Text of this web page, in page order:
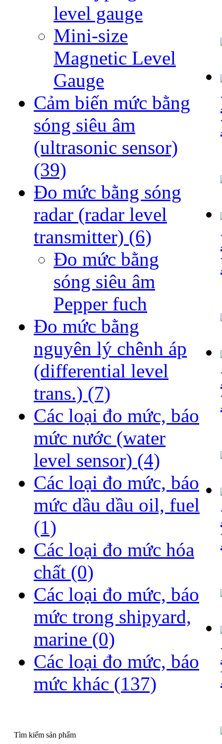
level gauge
Mini-size
Magnetic Level
Gauge
Cảm biến mức bằng
sóng siêu âm
(ultrasonic sensor)
(39)
Đo mức bằng sóng
radar (radar level
transmitter) (6)
Đo mức bằng
sóng siêu âm
Pepper fuch
Đo mức bằng
nguyên lý chênh áp
(differential level
trans.) (7)
Các loại đo mức, báo
mức nước (water
level sensor) (4)
Các loại đo mức, báo
mức dầu dầu oil, fuel
(1)
Các loại đo mức hóa
chất (0)
Các loại đo mức, báo
mức trong shipyard,
marine (0)
Các loại đo mức, báo
mức khác (137)
Tìm kiếm sản phẩm